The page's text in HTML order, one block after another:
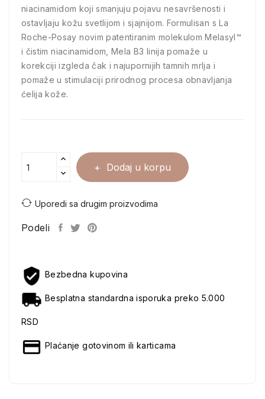
niacinamidom koji smanjuju pojavu nesavršenosti i
ostavljaju kožu svetlijom i sjajnijom. Formulisan s La
Roche-Posay novim patentiranim molekulom Melasyl™
i čistim niacinamidom, Mela B3 linija pomaže u
korekciji izgleda čak i najupornijih tamnih mrlja i
pomaže u stimulaciji prirodnog procesa obnavljanja
ćelija kože.
Dodaj u korpu
Uporedi sa drugim proizvodima
Podeli
Bezbedna kupovina
Besplatna standardna isporuka preko 5.000
RSD
Plaćanje gotovinom ili karticama